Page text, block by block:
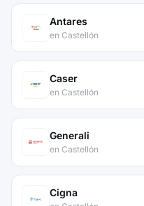
Antares
en Castellón
Caser
en Castellón
Generali
en Castellón
Cigna